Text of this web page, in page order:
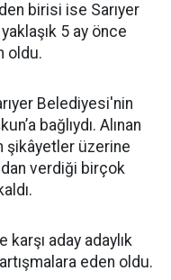
birisi ise Sarıyer
5 ay önce
oldu.
Belediyesi'nin
bağlıydı. Alınan
şikâyetler üzerine
verdiği birçok
karşı aday adaylık
eden oldu.